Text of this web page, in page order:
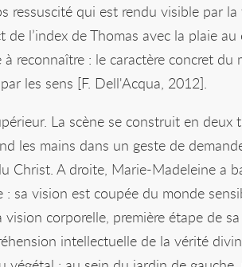
ressuscité qui est rendu visible par la
l’index de Thomas avec la plaie au
reconnaître : le caractère concret du
les sens [F. Dell'Acqua, 2012].
La scène se construit en deux
les mains dans un geste de
Christ. A droite, Marie-Madeleine a
sa vision est coupée du monde
corporelle, première étape de sa
intellectuelle de la vérité